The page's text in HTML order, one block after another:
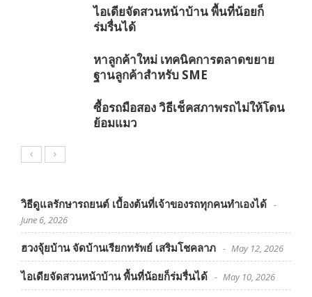
ไอเดียจัดสวนหน้าบ้าน พื้นที่น้อยก็
ร่มรื่นได้
หาลูกค้าใหม่ เทคนิคการตลาดขยาย
ฐานลูกค้าสำหรับ SME
ซื้อรถมือสอง วิธีเช็คสภาพรถไม่ให้โดน
ย้อมแมว
วิธีดูแลรักษารถยนต์ เบื้องต้นที่เจ้าของรถทุกคนทำเองได้
June 6, 2026
ฮวงจุ้ยบ้าน จัดบ้านเรียกทรัพย์ เสริมโชคลาภ May 12, 2026
ไอเดียจัดสวนหน้าบ้าน พื้นที่น้อยก็ร่มรื่นได้ May 10, 2026